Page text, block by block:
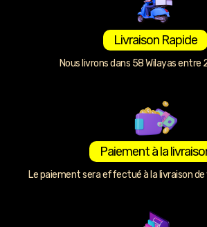
Livraison Rapide
Nous livrons dans 58 Wilayas entre
Paiement à la
Le paiement sera effectué à la livraison